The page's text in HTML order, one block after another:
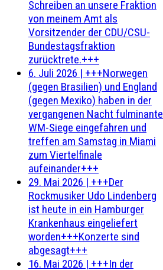
Schreiben an unsere Fraktion
von meinem Amt als
Vorsitzender der CDU/CSU-
Bundestagsfraktion
zurücktrete.+++
6. Juli 2026 | +++Norwegen
(gegen Brasilien) und England
(gegen Mexiko) haben in der
vergangenen Nacht fulminante
WM-Siege eingefahren und
treffen am Samstag in Miami
zum Viertelfinale
aufeinander+++
29. Mai 2026 | +++Der
Rockmusiker Udo Lindenberg
ist heute in ein Hamburger
Krankenhaus eingeliefert
worden+++Konzerte sind
abgesagt+++
16. Mai 2026 | +++In der